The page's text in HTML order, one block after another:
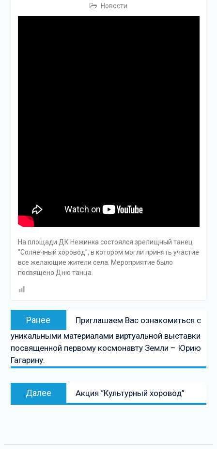
подсолнечного масла и
Новости
На площади ДК Нежинка состоялся зрелищный танец
“Солнечный хоровод”, в котором могли принять участие
все желающие жители села. Мероприятие было
посвящено Дню танца.
Навигация
записям
Ранее
запись:
Приглашаем Вас ознакомиться с
уникальными материалами виртуальной выставки
посвященной первому космонавту Земли – Юрию
Гагарину.
Далее
Следующая
запись
Акция “Культурный хоровод”